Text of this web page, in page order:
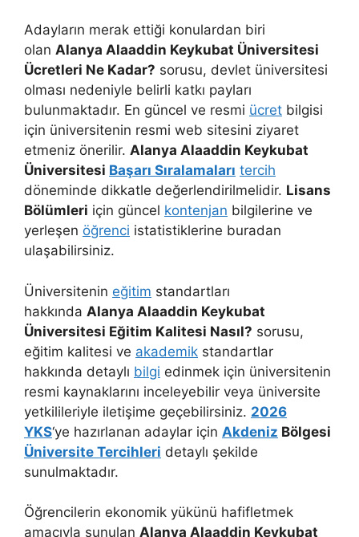
Adayların merak ettiği konulardan biri
olan Alanya Alaaddin Keykubat Üniversitesi
Ücretleri Ne Kadar? sorusu, devlet üniversitesi
olması nedeniyle belirli katkı payları
bulunmaktadır. En güncel ve resmi ücret bilgisi
için üniversitenin resmi web sitesini ziyaret
etmeniz önerilir. Alanya Alaaddin Keykubat
Üniversitesi Başarı Sıralamaları tercih
döneminde dikkatle değerlendirilmelidir. Lisans
Bölümleri için güncel kontenjan bilgilerine ve
yerleşen öğrenci istatistiklerine buradan
ulaşabilirsiniz.
Üniversitenin eğitim standartları
hakkında Alanya Alaaddin Keykubat
Üniversitesi Eğitim Kalitesi Nasıl? sorusu,
eğitim kalitesi ve akademik standartlar
hakkında detaylı bilgi edinmek için üniversitenin
resmi kaynaklarını inceleyebilir veya üniversite
yetkilileriyle iletişime geçebilirsiniz. 2026
YKS‘ye hazırlanan adaylar için Akdeniz Bölgesi
Üniversite Tercihleri detaylı şekilde
sunulmaktadır.
Öğrencilerin ekonomik yükünü hafifletmek
amacıyla sunulan Alanya Alaaddin Keykubat